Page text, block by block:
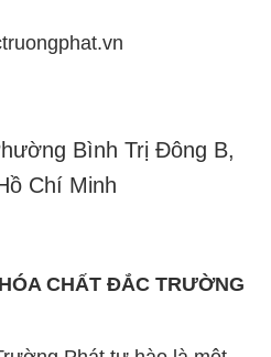
Bình Trị Đông B,
Chí Minh
CHẤT ĐẮC TRƯỜNG